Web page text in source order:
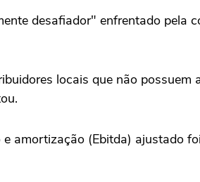
desafiador" ‌enfrentado pela
locais que não
amortização (Ebitda) ajustado